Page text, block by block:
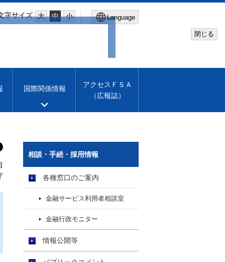
字サイズ 大 中 小 Language
Machine translation
閉じる
国際関係情報
アクセスＦＳＡ
（広報誌）
相談・手続・採用情報
各種窓口のご案内
金融サービス利用者相談室
金融行政モニター
情報公開等